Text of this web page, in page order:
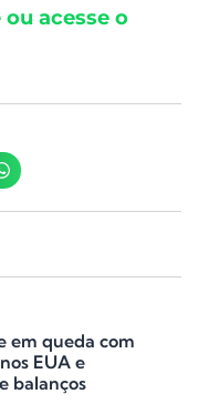
ou acesse o
em queda com
EUA e
balanços